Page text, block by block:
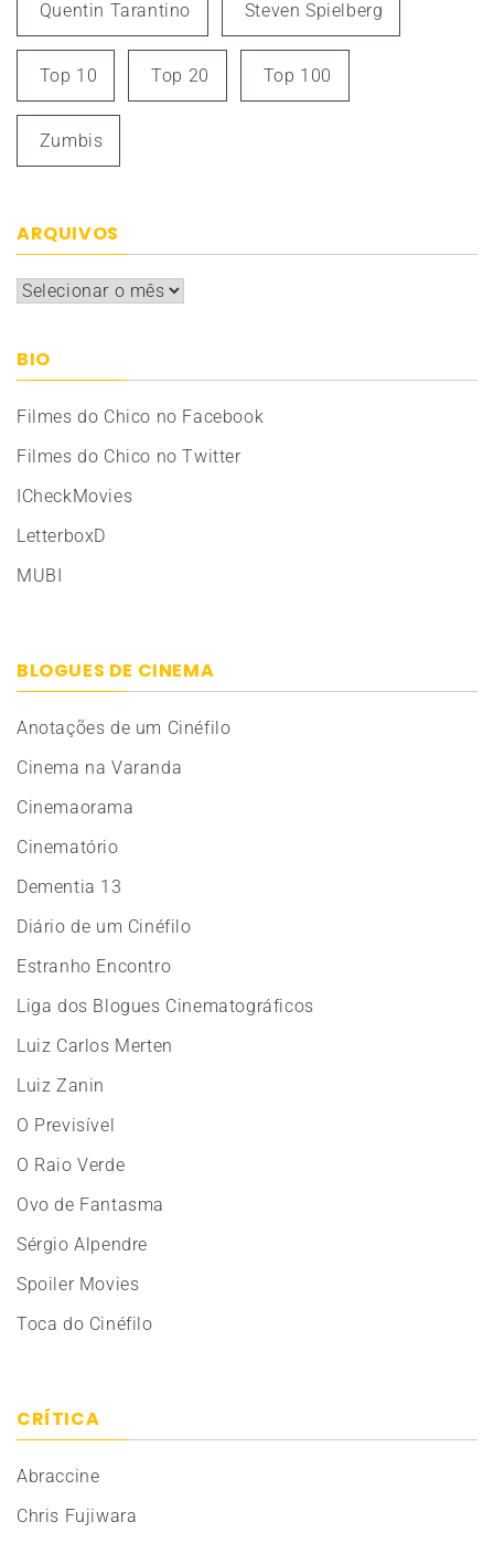
Quentin Tarantino Steven Spielberg
Top 10 Top 20 Top 100
Zumbis
ARQUIVOS
Arquivos
BIO
Filmes do Chico no Facebook
Filmes do Chico no Twitter
ICheckMovies
LetterboxD
MUBI
BLOGUES DE CINEMA
Anotações de um Cinéfilo
Cinema na Varanda
Cinemaorama
Cinematório
Dementia 13
Diário de um Cinéfilo
Estranho Encontro
Liga dos Blogues Cinematográficos
Luiz Carlos Merten
Luiz Zanin
O Previsível
O Raio Verde
Ovo de Fantasma
Sérgio Alpendre
Spoiler Movies
Toca do Cinéfilo
CRÍTICA
Abraccine
Chris Fujiwara